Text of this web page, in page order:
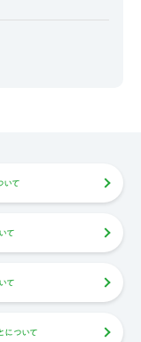
いて
て
て
について